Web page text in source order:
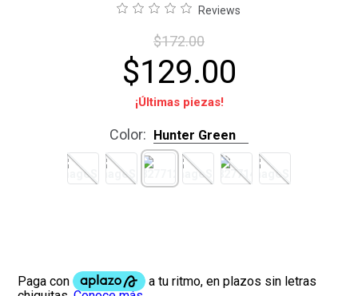
Reviews
$172.00
$129.00
¡Últimas piezas!
Color: Hunter Green